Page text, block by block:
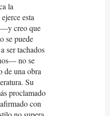
la
esta
—y creo que
se puede
ser tachados
no se
de una obra
Su
proclamado
con